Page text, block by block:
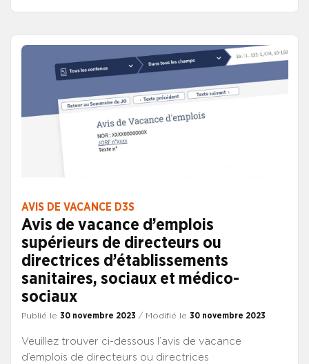
social (EDPAMS) Jacques SOURDILLE à BELLEVILLE-
SUR-BAR (Ardennes) ; établissement public médico-
social et institut médico-éducatif (IME) et services
d’éducation spéciale et de soins à domicile (SESSAD)
de SAINT-BREVIN-LES-PINS (Loire-Atlantique).
CONSULTER L’ADDITIF À L’AVIS DE VACANCE DE
CHEF D’ÉTABLISSEMENT DU 8 DECEMBRE
AVIS DE VACANCE D3S
Avis de vacance d’emplois
supérieurs de directeurs ou
directrices d’établissements
sanitaires, sociaux et médico-
sociaux
Publié le 30 novembre 2023 / Modifié le 30 novembre 2023
Veuillez trouver ci-dessous l’avis de vacance
d’emplois de directeurs ou directrices